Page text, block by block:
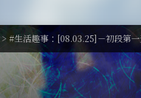
> #生活趣事：[08.03.25]－初段第